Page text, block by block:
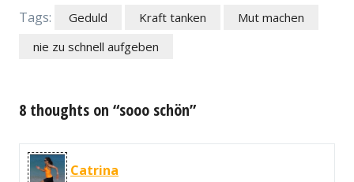
Tags: Geduld Kraft tanken
Mut machen
nie zu schnell aufgeben
8 thoughts on “sooo schön”
Catrina